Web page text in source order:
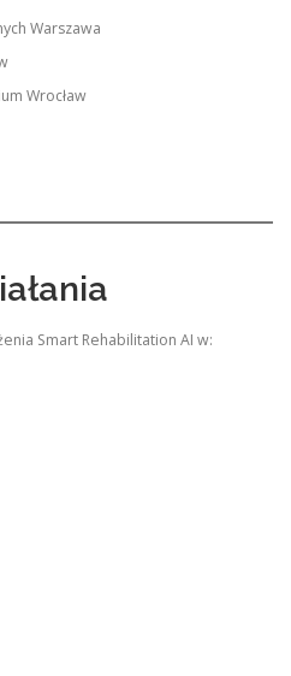
Warszawa
Wrocław
Smart Rehabilitation AI w: